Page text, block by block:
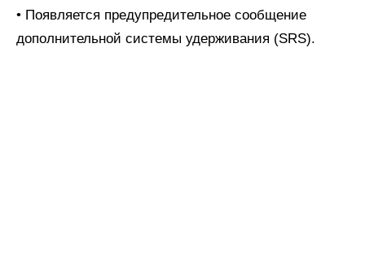
• Появляется предупредительное сообщение
дополнительной системы удерживания (SRS).